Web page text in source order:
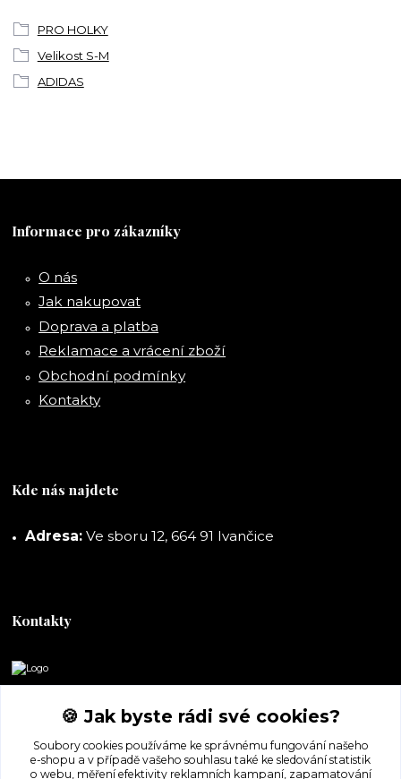
PRO HOLKY
Velikost S-M
ADIDAS
Informace pro zákazníky
O nás
Jak nakupovat
Doprava a platba
Reklamace a vrácení zboží
Obchodní podmínky
Kontakty
Kde nás najdete
Adresa: Ve sboru 12, 664 91 Ivančice
Kontakty
+420 777 247 722
(Po-Pá, 8-16 hod.)
🍪 Jak byste rádi své cookies?
Soubory cookies používáme ke správnému fungování našeho
e-shopu a v případě vašeho souhlasu také ke sledování statistik
o webu, měření efektivity reklamních kampaní, zapamatování